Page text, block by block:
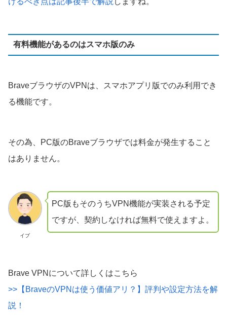
有料機能があるのはスマホ版のみ
BraveブラウザのVPNは、スマホアプリ版でのみ利用でき
る機能です。
その為、PC版のBraveブラウザでは料金が発生すること
はありません。
イブ
PC版もそのうちVPN機能が実装される予定
ですが、契約しなければ無料で使えますよ。
Brave VPNについて詳しくはこちら
>>【BraveのVPNは使う価値アリ？】評判や設定方法を解
説！